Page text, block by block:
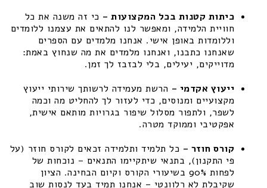
כיתות קטנות בכל המקצועות – כי זה משנה את כל
חוויית הלמידה, ומאפשר לנו להתאים את עצמנו ללומדים
וללומדות באופן אישי. אנחנו מלמדים עם הספרים
שאנחנו כתבנו, ואנחנו מלמדים את מה שנחוץ באמת:
מדוייקים, יעילים, בלי לבזבז לך זמן.
ייעוץ אקדמי – הרשת מעמידה לרשותך שירותי ייעוץ
מקצועיים ומנוסים, כדי לעזור לך להחליט מה וכמה
לשפר, ולתפור מסלול שיפור בגרויות מותאם אישית,
אפקטיבי וממוקד מטרה.
קורס חוזר – כל תלמיד ותלמידה זכאים לקורס חוזר (על
פי התקנון), בתנאי שיתקיימו התנאים – נוכחות של
לפחות 90% בשיעורי הקורס וקיום הבחינה. הציון
שקיבלת לא רלוונטי – אנחנו תמיד בעד לנסות שוב